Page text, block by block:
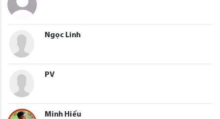
Ngọc Linh
PV
Minh Hiếu